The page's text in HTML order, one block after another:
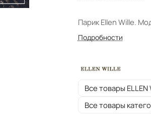
Парик Ellen Wille.
Подробности
Все товары ELLEN
Все товары